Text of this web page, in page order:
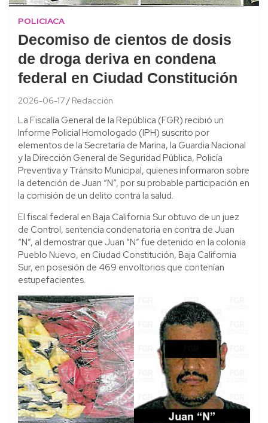
POLICIACA
Decomiso de cientos de dosis
de droga deriva en condena
federal en Ciudad Constitución
2026-06-17 Redacción
La Fiscalía General de la República (FGR) recibió un
Informe Policial Homologado (IPH) suscrito por
elementos de la Secretaría de Marina, la Guardia Nacional
y la Dirección General de Seguridad Pública, Policía
Preventiva y Tránsito Municipal, quienes informaron sobre
la detención de Juan “N”, por su probable participación en
la comisión de un delito contra la salud.
El fiscal federal en Baja California Sur obtuvo de un juez
de Control, sentencia condenatoria en contra de Juan
“N”, al demostrar que Juan “N” fue detenido en la colonia
Pueblo Nuevo, en Ciudad Constitución, Baja California
Sur, en posesión de 469 envoltorios que contenían
estupefacientes.